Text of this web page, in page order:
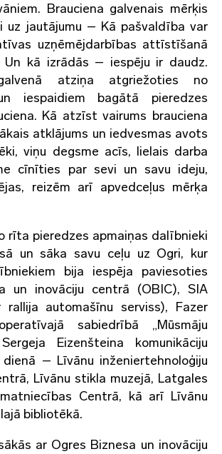
Brauciena galvenais mērķis
uz jautājumu – Kā pašvaldība var
uzņēmējdarbības attīstīšanā
Un kā izrādās – iespēju ir daudz.
atziņa atgriežoties no
iespaidiem bagātā pieredzes
Kā atzīst vairums brauciena
atklājums un iedvesmas avots
viņu degsme acīs, lielais darba
cīnīties par sevi un savu ideju,
reizēm arī apvedceļus mērķa
rīta pieredzes apmaiņas dalībnieki
un sāka savu ceļu uz Ogri, kur
bija iespēja paviesoties
un inovāciju centrā (OBIC), SIA
rallija automašīnu serviss), Fazer
sabiedrībā „Mūsmāju
Eizenšteina komunikāciju
– Līvānu inženiertehnoloģiju
Līvānu stikla muzejā, Latgales
Centrā, kā arī Līvānu
bibliotēkā.
ar Ogres Biznesa un inovāciju